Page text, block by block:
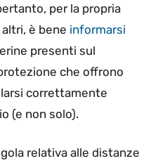
per la propria
è bene informarsi
presenti sul
che offrono
correttamente
(e non solo).
relativa alle distanze